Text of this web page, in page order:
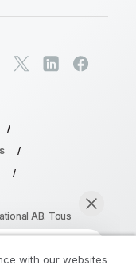
AB. Tous
with our websites